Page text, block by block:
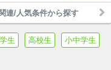
連/人気条件から探す
生 高校生 小中学生